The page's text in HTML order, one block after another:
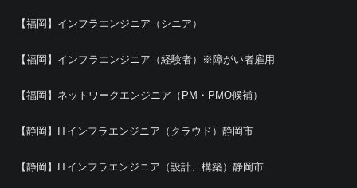
【福岡】インフラエンジニア（シニア）
【福岡】インフラエンジニア（経験者）※障がい者雇用
【福岡】ネットワークエンジニア（PM・PMO候補）
【静岡】ITインフラエンジニア（クラウド）静岡市
【静岡】ITインフラエンジニア（設計、構築）静岡市